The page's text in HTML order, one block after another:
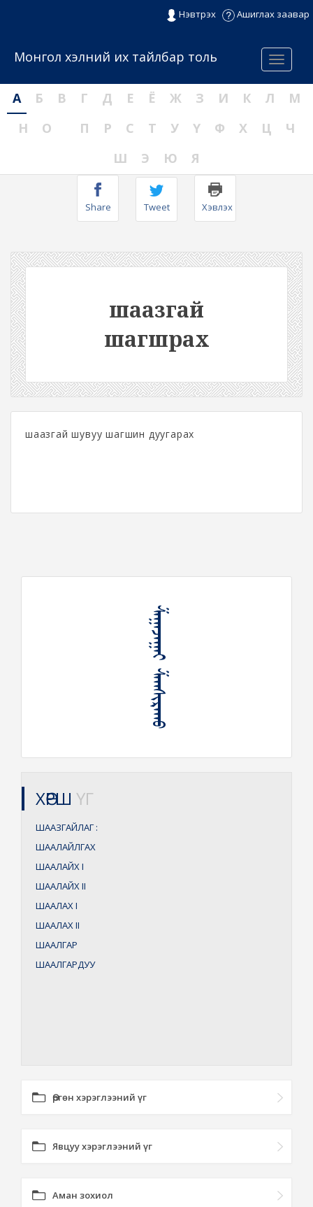
Нэвтрэх Ашиглах заавар
Menu
Монгол хэлний их тайлбар толь
А Б В Г Д Е Ё Ж З И К Л
М
Н
О П Р С Т У Ү Ф Х Ц
Ч
Ш
Э Ю Я
Share Tweet Хэвлэх
шаазгай
шагшрах
шаазгай шувуу шагшин дуугарах
ᠱᠠᠭᠠᠵᠠᠭᠠᠢ ᠱᠠᠭᠰᠢᠷᠠᠬᠤ
ХӨРШ ҮГ
ШААЗГАЙЛАГ :
ШААЛАЙЛГАХ
ШААЛАЙХI
ШААЛАЙХII
ШААЛАХI
ШААЛАХII
ШААЛГАР
ШААЛГАРДУУ
Өргөн хэрэглээний үг
Явцуу хэрэглээний үг
Аман зохиол